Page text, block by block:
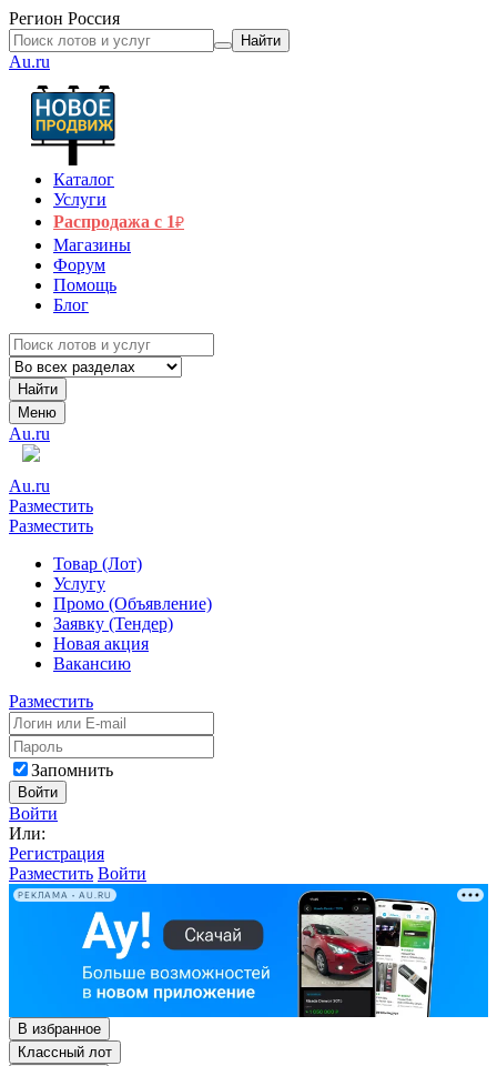
Регион Россия
Найти
Au.ru
Каталог
Услуги
Распродажа с 1₽
Магазины
Форум
Помощь
Блог
Найти
Меню
Au.ru
Au.ru
Разместить
Разместить
Товар (Лот)
Услугу
Промо (Объявление)
Заявку (Тендер)
Новая акция
Вакансию
Разместить
Запомнить
Войти
Войти
Или:
Регистрация
Разместить Войти
РЕКЛАМА • AU.RU
В избранное
Классный лот